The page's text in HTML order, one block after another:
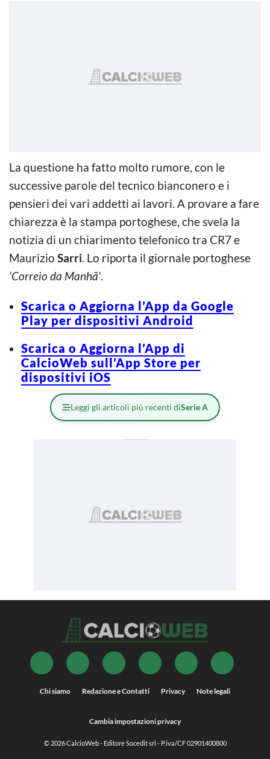
La questione ha fatto molto rumore, con le
successive parole del tecnico bianconero e i
pensieri dei vari addetti ai lavori. A provare a fare
chiarezza è la stampa portoghese, che svela la
notizia di un chiarimento telefonico tra CR7 e
Maurizio Sarri. Lo riporta il giornale portoghese
‘Correio da Manhã’.
Scarica o Aggiorna l’App da Google
Play per dispositivi Android
Scarica o Aggiorna l’App di
CalcioWeb sull’App Store per
dispositivi iOS
Leggi gli articoli più recenti diSerie A
Chi siamo Redazione e Contatti Privacy Note legali
Cambia impostazioni privacy
© 2026CalcioWeb- Editore Socedit srl - P.iva/CF 02901400800